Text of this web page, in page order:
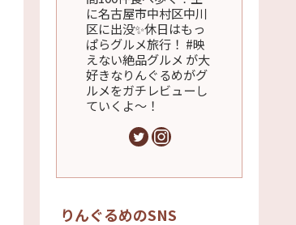
に名古屋市中村区中川
区に出没✨休日はもっ
ぱらグルメ旅行！ #映
えない絶品グルメ が大
好きなりんぐるめがグ
ルメをガチレビューし
ていくよ～！
りんぐるめのSNS